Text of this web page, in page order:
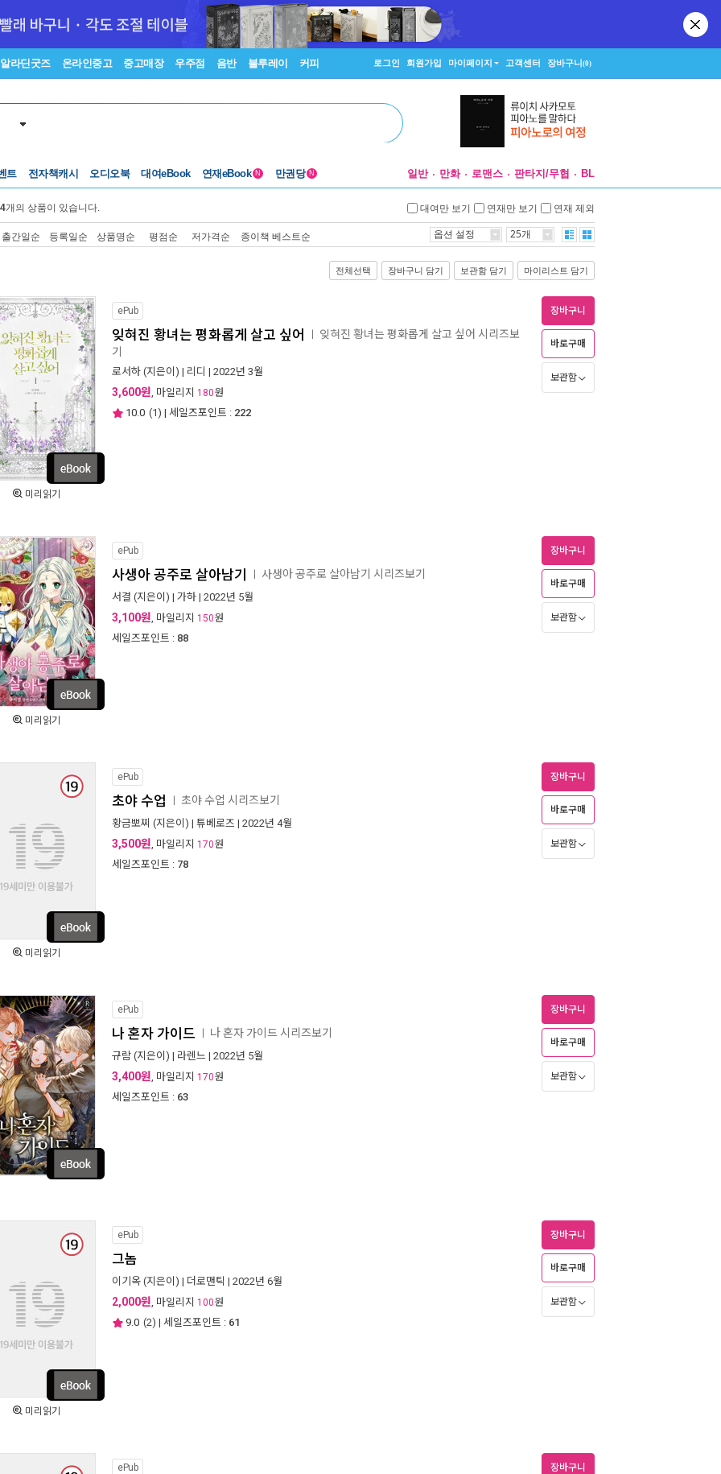
알라딘굿즈 온라인중고 중고매장 우주점 음반 블루레이 커피 로그인 회원가입 마이페이지 고객센터 장바구니(0)
트 전자책캐시 오디오북 대여eBook 연재eBook N 만권당 N 일반 만화 로맨스 판타지/무협 BL
개의 상품이 있습니다. 대여만 보기 연재만 보기 연재 제외
출간일순 등록일순 상품명순 평점순 저가격순 종이책 베스트순 옵션 설정 25개
전체선택 장바구니 담기 보관함 담기 마이리스트 담기
미리읽기
ePub
잊혀진 황녀는 평화롭게 살고 싶어 잊혀진 황녀는 평화롭게 살고 싶어 시리즈보
기
로서하 (지은이) | 리디 | 2022년 3월
3,600원, 마일리지 180원
10.0 (1) | 세일즈포인트 : 222
장바구니
바로구매
보관함
미리읽기
ePub
사생아 공주로 살아남기 사생아 공주로 살아남기 시리즈보기
서결 (지은이) | 가하 | 2022년 5월
3,100원, 마일리지 150원
세일즈포인트 : 88
장바구니
바로구매
보관함
미리읽기
ePub
초야 수업 초야 수업 시리즈보기
황금뽀찌 (지은이) | 튜베로즈 | 2022년 4월
3,500원, 마일리지 170원
세일즈포인트 : 78
장바구니
바로구매
보관함
ePub
나 혼자 가이드 나 혼자 가이드 시리즈보기
규람 (지은이) | 라렌느 | 2022년 5월
3,400원, 마일리지 170원
세일즈포인트 : 63
장바구니
바로구매
보관함
미리읽기
ePub
그놈
이기옥 (지은이) | 더로맨틱 | 2022년 6월
2,000원, 마일리지 100원
9.0 (2) | 세일즈포인트 : 61
장바구니
바로구매
보관함
ePub 장바구니